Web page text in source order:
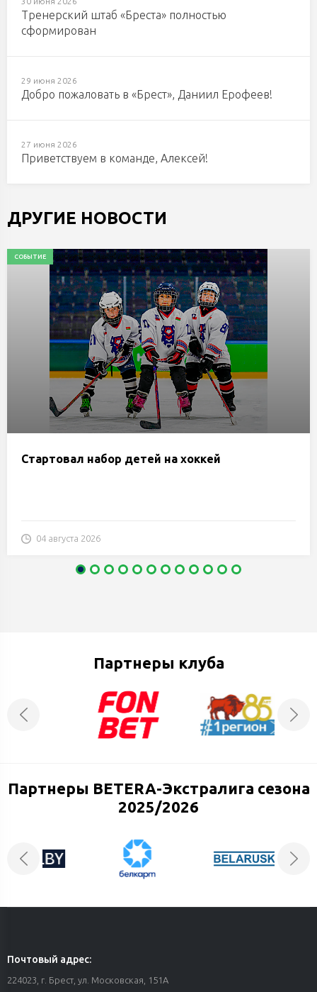
Тренерский штаб «Бреста» полностью
сформирован
29 июня 2026
Добро пожаловать в «Брест», Даниил Ерофеев!
27 июня 2026
Приветствуем в команде, Алексей!
ДРУГИЕ НОВОСТИ
СОБЫТИЕ
Стартовал набор детей на хоккей
04 августа 2026
Партнеры клуба
Партнеры BETERA-Экстралига сезона
2025/2026
Почтовый адрес:
224023, г. Брест, ул. Московская, 151А